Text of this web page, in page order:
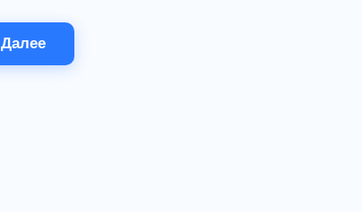
Далее